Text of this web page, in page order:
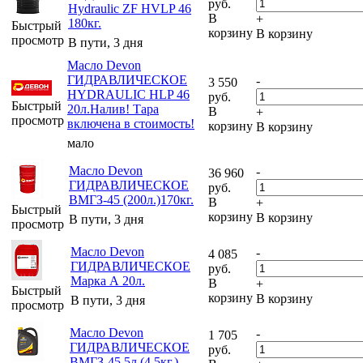
Быстрый
просмотр
Hydraulic ZF HVLP 46
180кг.
В пути, 3 дня
руб.
В
корзину
+
В корзину
Быстрый
просмотр
Масло Devon
ГИДРАВЛИЧЕСКОЕ
HYDRAULIC HLP 46
20л.Налив! Тара
включена в стоимость!
мало
3 550
руб.
В
корзину
-
+
В корзину
Быстрый
просмотр
Масло Devon
ГИДРАВЛИЧЕСКОЕ
ВМГЗ-45 (200л.)170кг.
В пути, 3 дня
36 960
руб.
В
корзину
-
+
В корзину
Быстрый
просмотр
Масло Devon
ГИДРАВЛИЧЕСКОЕ
Марка А 20л.
В пути, 3 дня
4 085
руб.
В
корзину
-
+
В корзину
Масло Devon
ГИДРАВЛИЧЕСКОЕ
1 705
руб.
-